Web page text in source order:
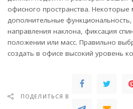
офисного пространства.
дополнительные функциональность,
направления наклона, фиксация
положении или масс. Правильно
создать в офисе высокий уровень
ПОДЕЛИТЬСЯ В